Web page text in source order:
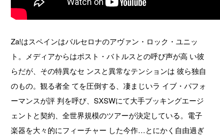
Za!はスペインはバルセロナのアヴァン・ロック・ユニッ
ト。メディアからはポスト・バトルスとの呼び声が高 い彼
らだが、その特異なセ ンスと異常なテンションは 彼ら独自
のもの。観る者全 てを圧倒する、凄まじいラ イブ・パフォ
ーマンスが評 判を呼び、SXSWにて大手ブッキングエージ
ェントと契約、全世界規模のツアーが決定している。電子
楽器を大々的にフィーチャー した今作…とにかく自由過ぎ